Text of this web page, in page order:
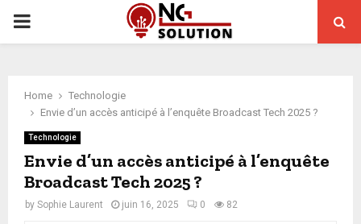
PRIMARY
Home
Technologie
Envie d’un accès anticipé à l’enquête Broadcast Tech 2025 ?
Technologie
Envie d’un accès anticipé à l’enquête
Broadcast Tech 2025 ?
by Sophie Laurent juin 16, 2025 0 82